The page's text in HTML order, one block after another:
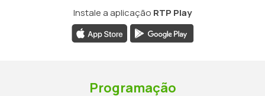
Instale a aplicação RTP Play
Programação